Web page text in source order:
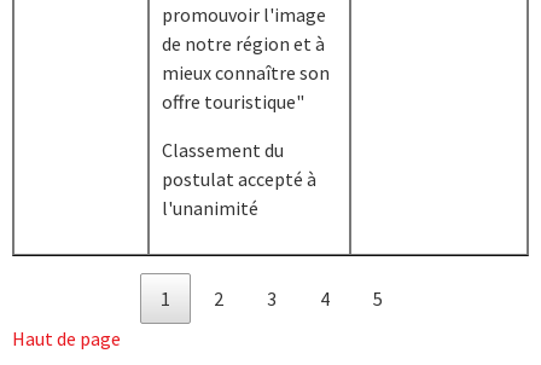
promouvoir l'image
de notre région et à
mieux connaître son
offre touristique"
Classement du
postulat accepté à
l'unanimité
1 2 3 4
5
Haut de page